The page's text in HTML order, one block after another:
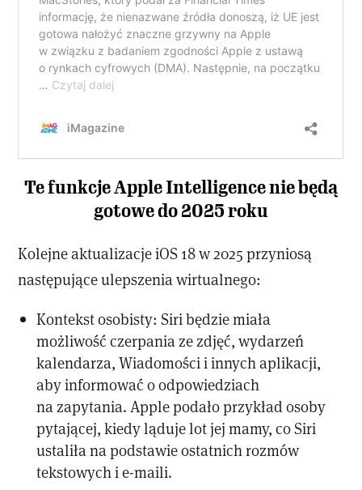
Te funkcje Apple Intelligence nie będą
gotowe do 2025 roku
Kolejne aktualizacje iOS 18 w 2025 przyniosą
następujące ulepszenia wirtualnego:
Kontekst osobisty: Siri będzie miała
możliwość czerpania ze zdjęć, wydarzeń
kalendarza, Wiadomości i innych aplikacji,
aby informować o odpowiedziach
na zapytania. Apple podało przykład osoby
pytającej, kiedy ląduje lot jej mamy, co Siri
ustaliła na podstawie ostatnich rozmów
tekstowych i e-maili.